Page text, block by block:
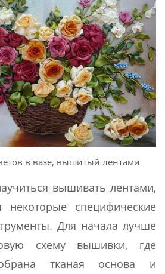
в вазе, вышитый лентами
вышивать лентами,
некоторые специфические
Для начала лучше
схему вышивки, где
тканая основа и